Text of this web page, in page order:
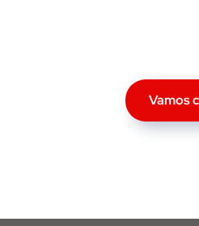
Vamos